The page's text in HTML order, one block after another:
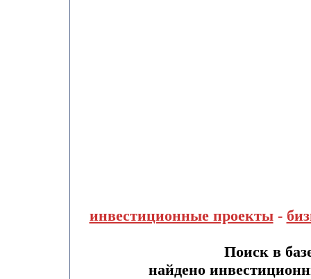
инвестиционные проекты-
Поиск в
найдено